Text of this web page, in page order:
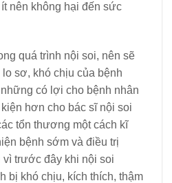
nên không hại đến sức
quá trình nội soi, nên sẽ
sơ, khó chịu của bệnh
có lợi cho bệnh nhân
hơn cho bác sĩ nội soi
tổn thương một cách kĩ
bệnh sớm và điều trị
trước đây khi nội soi
bị khó chịu, kích thích, thậm